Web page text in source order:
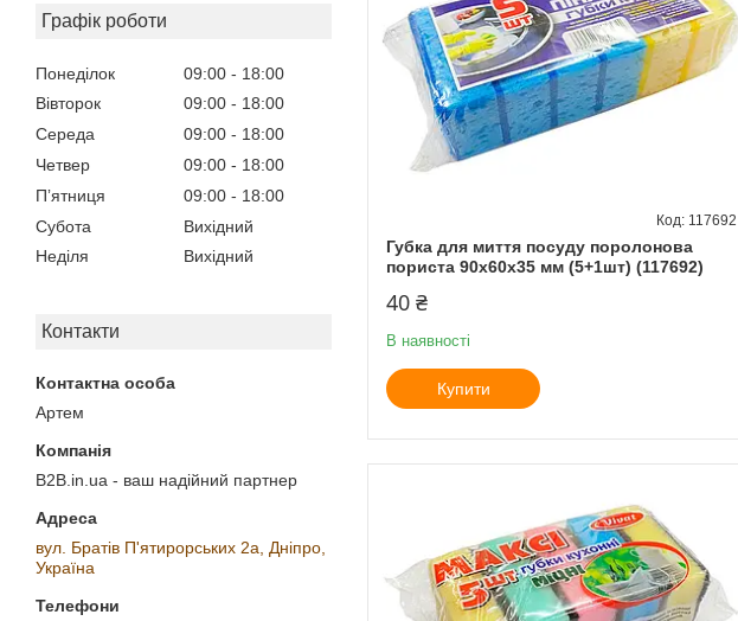
Графік роботи
Понеділок 09:00
18:00
Вівторок
09:00
18:00
Середа
09:00
18:00
Четвер
09:00
18:00
Пʼятниця
09:00
18:00
Субота
Вихідний
Неділя
Вихідний
Контакти
Артем
B2B.in.ua - ваш надійний партнер
вул. Братів П'ятирорських 2а, Дніпро,
Україна
Губка для миття посуду поролонова
пориста 90х60х35 мм (5+1шт) (117692)
117692
40 ₴
В наявності
Купити